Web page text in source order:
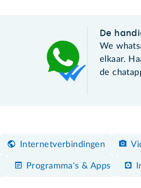
De
We
elkaar.
de
Internetverbindingen
Programma's & Apps